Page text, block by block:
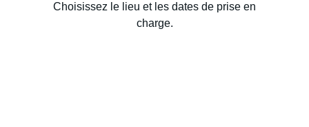
Choisissez le lieu et les dates de prise en
charge.